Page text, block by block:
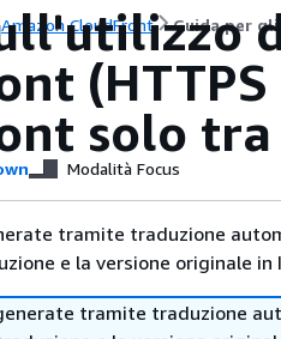
Amazon CloudFront Guida per
solo
Modalità Focus
tramite traduzione
e la versione originale
tramite traduzione